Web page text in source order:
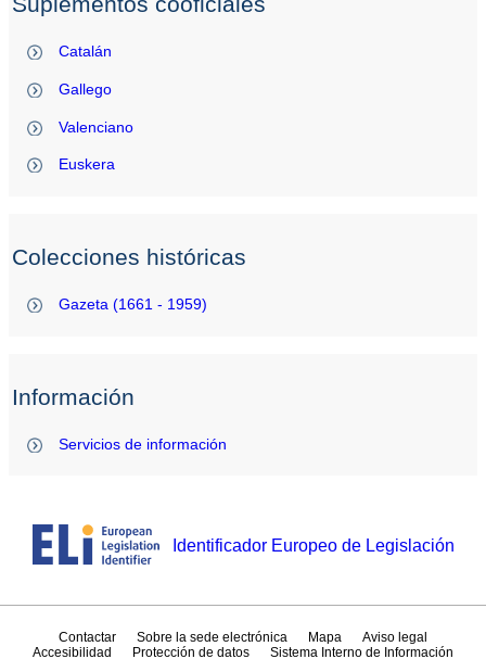
Catalán
Gallego
Valenciano
Euskera
Colecciones históricas
Gazeta (1661 - 1959)
Información
Servicios de información
Identificador Europeo de Legislación
Contactar Sobre la sede electrónica Mapa
Aviso legal
Accesibilidad
Protección de datos Sistema Interno de Información